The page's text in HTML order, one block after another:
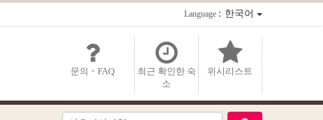
Language：한국어
문의・FAQ
최근 확인한 숙
소
위시리스트